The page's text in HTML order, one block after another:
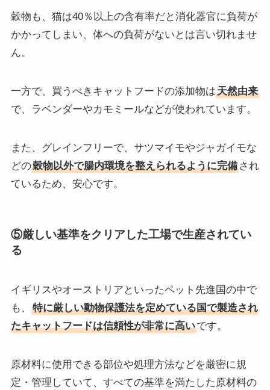
穀物も、猫は40％以上の含有率だと消化器官に負荷が
かかってしまい、体への負荷がないとは言い切れませ
ん。
一方で、買うべきキャットフードの添加物は天然由来
で、ラベンダーやカモミールなどが使われています。
また、グレインフリーで、サツマイモやジャガイモな
どの穀物以外で腸内環境を整えられるように完備され
ているため、安心です。
⑤厳しい基準をクリアした工場で生産されてい
る
イギリスやオーストリアといったペット先進国の中で
も、
特に厳しい動物保護法を定めている国で製造され
たキャットフードは信頼性が非常に高いです。
原材料に使用できる部位や処理方法などを厳密に規
定・管理していて、すべての基準を満たした原材料の